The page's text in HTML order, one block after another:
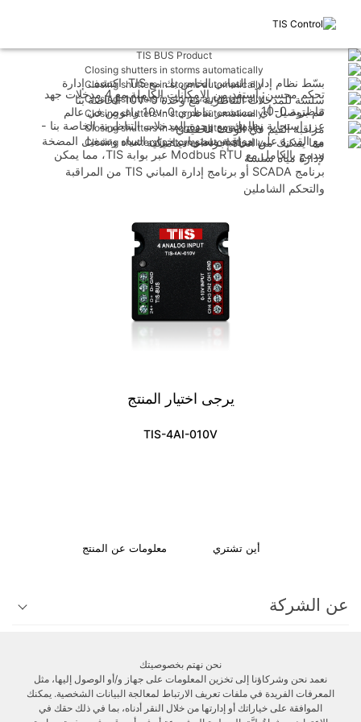
بسّط نظام إدارة المباني الخاص بك مع TIS. اكتشف إدارة
سلسة للمدخلات التناظرية مع وحدة 0-10V الخاصة بنا
تحكم محسن: استفد من الإمكانات الكاملة مع 4 مدخلات جهد
تناظرية 0-10
قم بتوصيل أي مستشعر تناظري 0-10v واغوص في عالم
مراقبة القيم في الوقت الحقيقي
عزز استجابة نظامك مع وحدة المدخلات التناظرية الخاصة بنا -
مما يمكنك من اتخاذ إجراءات ديناميكية
مع القدرة على مراقبة مستويات خزان المياه وتشغيل المضخة
لإدارة مياه سلسة
مدمج بالكامل مع Modbus RTU عبر بوابة TIS، مما يمكن
برنامج SCADA أو برنامج إدارة المباني TIS من المراقبة
والتحكم الشاملين
يرجى اختيار المنتج
TIS-4AI-010V
أين تشتري معلومات عن المنتج
عن الشركة
الزبائن
نحن نهتم بخصوصيتك
نعمد نحن وشركاؤنا إلى تخزين المعلومات على جهاز و/أو الوصول إليها، مثل
المعرفات الفريدة في ملفات تعريف الارتباط لمعالجة البيانات الشخصية. يمكنك
الموافقة على خياراتك أو إدارتها من خلال النقر أدناه، بما في ذلك حقك في